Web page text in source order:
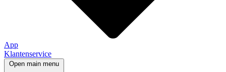
App
Klantenservice
Open main menu